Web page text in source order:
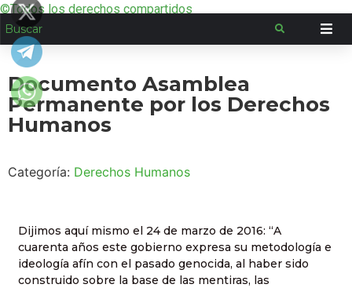
©Todos los derechos compartidos
Documento Asamblea
Permanente por los Derechos
Humanos
Categoría: Derechos Humanos
Dijimos aquí mismo el 24 de marzo de 2016: “A
cuarenta años este gobierno expresa su metodología e
ideología afín con el pasado genocida, al haber sido
construido sobre la base de las mentiras, las